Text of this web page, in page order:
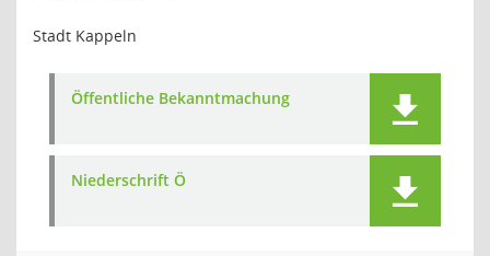
Stadt Kappeln
Öffentliche Bekanntmachung
Niederschrift Ö